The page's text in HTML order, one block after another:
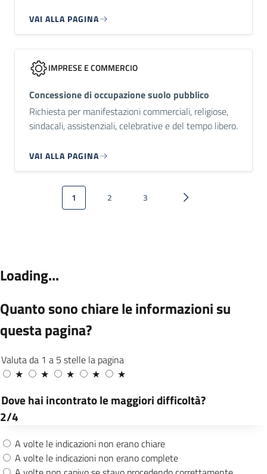
VAI ALLA PAGINA
IMPRESE E COMMERCIO
Concessione di occupazione suolo pubblico
Richiesta per manifestazioni commerciali, religiose,
sindacali, assistenziali, celebrative e del tempo libero.
VAI ALLA PAGINA
Paginazione
Pagina attuale
1 Pagina
2 Pagina
3 Pagina successiva